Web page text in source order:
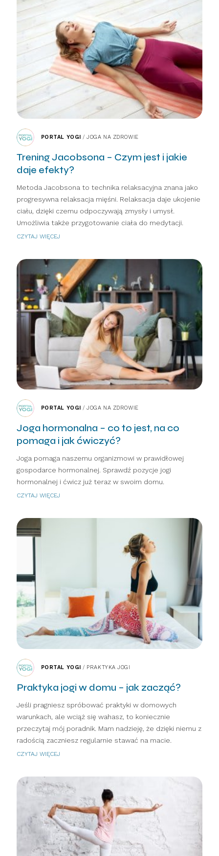
PORTAL YOGI /JOGA NA ZDROWIE
Trening Jacobsona – Czym jest i jakie
daje efekty?
Metoda Jacobsona to technika relaksacyjna znana jako
progresywna relaksacja mięśni. Relaksacja daje ukojenie
ciału, dzięki czemu odpoczywają zmysły i umysł.
Umożliwia także przygotowanie ciała do medytacji.
CZYTAJ WIĘCEJ
PORTAL YOGI /JOGA NA ZDROWIE
Joga hormonalna – co to jest, na co
pomaga i jak ćwiczyć?
Joga pomaga naszemu organizmowi w prawidłowej
gospodarce hormonalnej. Sprawdź pozycje jogi
hormonalnej i ćwicz już teraz w swoim domu.
CZYTAJ WIĘCEJ
PORTAL YOGI / PRAKTYKA JOGI
Praktyka jogi w domu – jak zacząć?
Jeśli pragniesz spróbować praktyki w domowych
warunkach, ale wciąż się wahasz, to koniecznie
przeczytaj mój poradnik. Mam nadzieję, że dzięki niemu z
radością zaczniesz regularnie stawać na macie.
CZYTAJ WIĘCEJ